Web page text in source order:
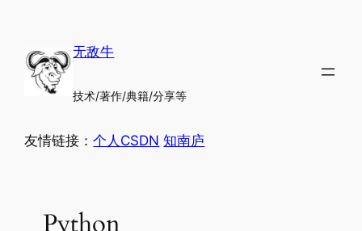
无敌牛
技术/著作/典籍/分享等
友情链接：个人CSDN 知南庐
Python